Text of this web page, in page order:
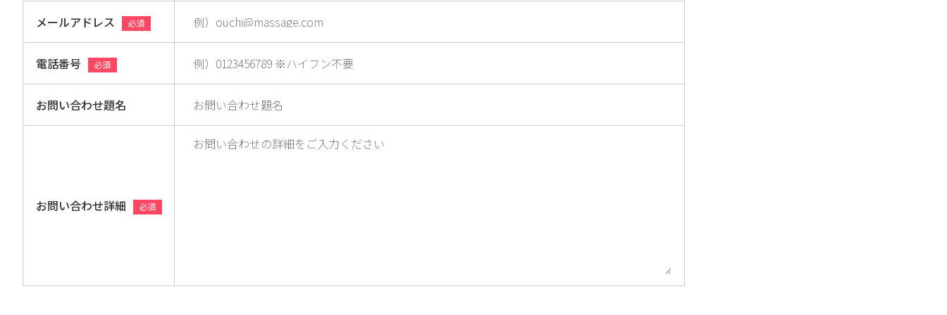
メールアドレス 必須
電話番号 必須
お問い合わせ題名
お問い合わせ詳細 必須